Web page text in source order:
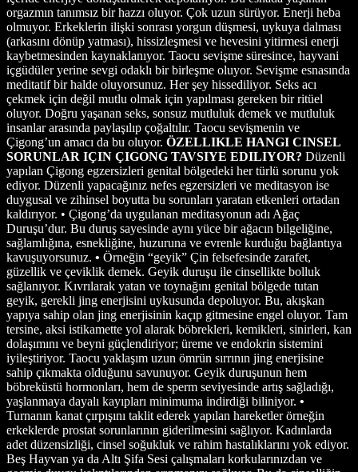
orgazmın tanımsız bir hazzı oluyor. Çok uzun sürüyor. Enerji heba
olmuyor. Erkeklerin ilişki sonrası yorgun düşmesi, uykuya dalması
(arkasını dönüp yatması), hissizleşmesi ve hevesini yitirmesi enerji
kaybetmesinden kaynaklanıyor. Taocu sevişme süresince, hayvani
içgüdüler yerine sevgi odaklı bir birleşme oluyor. Sevişme esnasında
meditatif bir halde oluyorsunuz. Her şey hissediliyor. Seks acı
çekmek için değil mutlu olmak için yapılması gereken bir ritüel
oluyor. Doğru yaşanan seks, sonsuz mutluluk demek ve mutluluk
insanlar arasında paylaşılıp çoğaltılır. Taocu sevişmenin ve
Çigong’un amacı da bu oluyor. ÖZELLIKLE HANGI CINSEL
SORUNLAR IÇIN ÇIGONG TAVSIYE EDILIYOR? Düzenli
yapılan Çigong egzersizleri genital bölgedeki her türlü sorunu yok
ediyor. Düzenli yapacağınız nefes egzersizleri ve meditasyon ise
duygusal ve zihinsel boyutta bu sorunları yaratan etkenleri ortadan
kaldırıyor. • Çigong’da uygulanan meditasyonun adı Ağaç
Duruşu’dur. Bu duruş sayesinde aynı yüce bir ağacın bilgeliğine,
sağlamlığına, esnekliğine, huzuruna ve evrenle kurduğu bağlantıya
kavuşuyorsunuz. • Örneğin “geyik” Çin felsefesinde zarafet,
güzellik ve çeviklik demek. Geyik duruşu ile cinsellikte bolluk
sağlanıyor. Kıvrılarak yatan ve toynağını genital bölgede tutan
geyik, gerekli jing enerjisini uykusunda depoluyor. Bu, akışkan
yapıya sahip olan jing enerjisinin kaçıp gitmesine engel oluyor. Tam
tersine, aksi istikamette yol alarak böbrekleri, kemikleri, sinirleri, kan
dolaşımını ve beyni güçlendiriyor; üreme ve endokrin sistemini
iyileştiriyor. Taocu yaklaşım uzun ömrün sırrının jing enerjisine
sahip çıkmakta olduğunu savunuyor. Geyik duruşunun hem
böbreküstü hormonları, hem de sperm seviyesinde artış sağladığı,
yaşlanmaya dayalı kayıpları minimuma indirdiği biliniyor. •
Turnanın kanat çırpışını taklit ederek yapılan hareketler örneğin
erkeklerde prostat sorunlarının giderilmesini sağlıyor. Kadınlarda
adet düzensizliği, cinsel soğukluk ve rahim hastalıklarını yok ediyor.
Beş Hayvan ya da Altı Şifa Sesi çalışmaları korkularınızdan ve